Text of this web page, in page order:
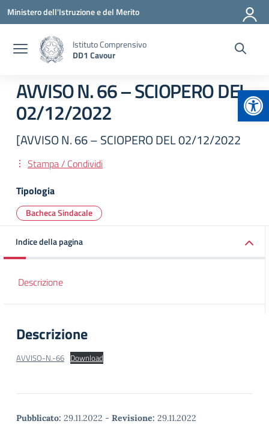
Vai ai contenuti
Vai al menu di navigazione
Vai al footer
Ministero dell'Istruzione e del Merito
Istituto Comprensivo
DD1 Cavour
AVVISO N. 66 – SCIOPERO DEL
02/12/2022
[AVVISO N. 66 – SCIOPERO DEL 02/12/2022
Stampa / Condividi
Tipologia
Bacheca Sindacale
Indice della pagina
Descrizione
Descrizione
AVVISO-N.-66 Download
Pubblicato: 29.11.2022 - Revisione: 29.11.2022